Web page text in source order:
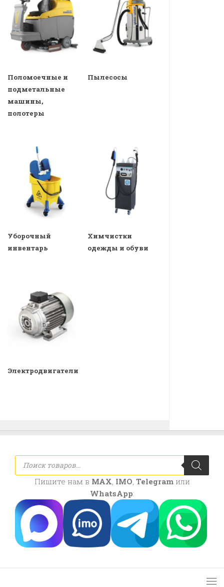
Поломоечные и
подметальные
машины,
полотеры
Пылесосы
Уборочный
инвентарь
Химчистки
одежды и обуви
Электродвигатели
Поиск
товаров
Пишите нам в MAX IMO Telegramили
WhatsApp: